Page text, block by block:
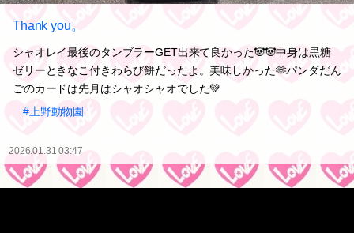
Thank you。
シャオレイ最後のタンブラーGET出来て良かった🐼🐼中身は黒糖
ゼリーときなこ付きわらび餅だったよ。美味しかった🫶パンダだん
ごのカードは先月はシャオシャオでした💚
#上野動物園
2026.01.31 03:47